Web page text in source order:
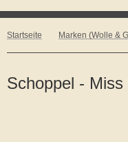
Startseite Marken (Wolle &
Schoppel - Miss